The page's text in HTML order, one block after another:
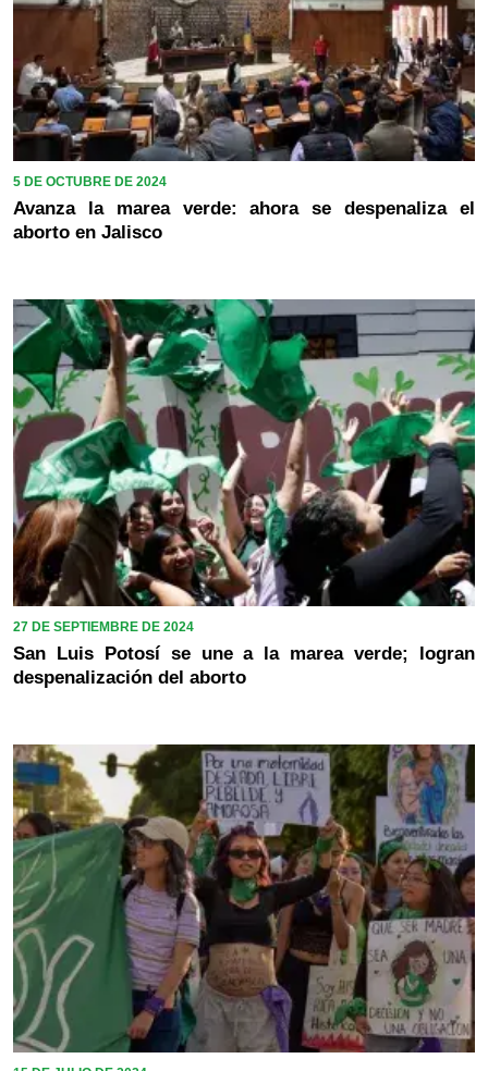
5 DE OCTUBRE DE 2024
Avanza la marea verde: ahora se despenaliza el
aborto en Jalisco
27 DE SEPTIEMBRE DE 2024
San Luis Potosí se une a la marea verde; logran
despenalización del aborto